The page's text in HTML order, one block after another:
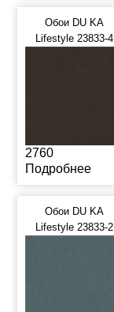
Обои DU KA
Lifestyle 23833-4
2760
Подробнее
Обои DU KA
Lifestyle 23833-2